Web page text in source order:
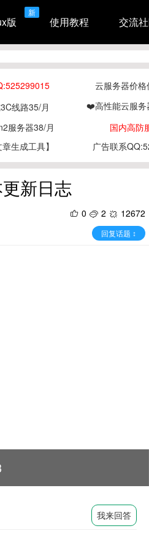
版
新
使用教程 交流
云服务器价格
线路35/月 ❤️高性能云服务
服务器38/月 国内高防
生成工具】 广告联系
新日志
0 2 12672
回复话题 ↕
我来回答